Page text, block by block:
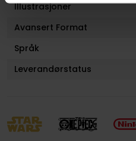
Illustrasjoner
Avansert Format
Språk
Leverandørstatus